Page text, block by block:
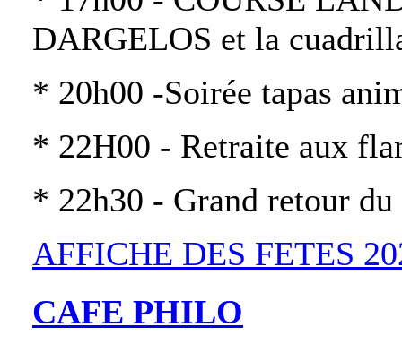
DARGELOS et la
* 20h00 -Soirée tapas
* 22H00 - Retraite aux
* 22h30 - Grand retour
AFFICHE DES FETES
CAFE PHILO